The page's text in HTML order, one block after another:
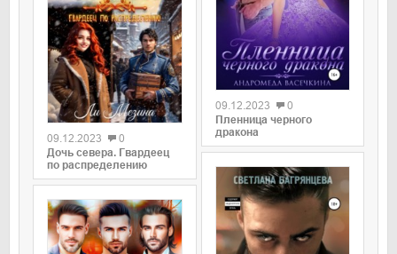
09.12.2023
0
Дочь севера. Гвардеец
по распределению
09.12.2023
0
Пленница черного
дракона